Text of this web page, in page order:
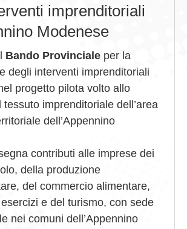
imprenditoriali
Modenese
Bando Provinciale per la
degli interventi imprenditoriali
progetto pilota volto allo
imprenditoriale dell’area
dell’Appennino
contributi alle imprese dei
della produzione
del commercio alimentare,
e del turismo, con sede
nei comuni dell’Appennino